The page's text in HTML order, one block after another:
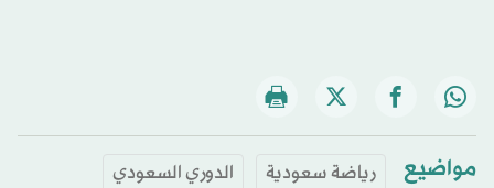
مواضيع رياضة سعودية
الدوري السعودي